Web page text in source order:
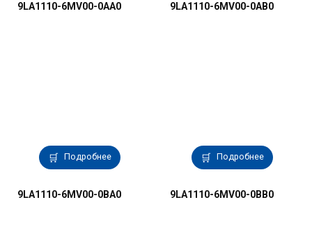
9LA1110-6MV00-0AA0 9LA1110-6MV00-0AB0
Подробнее
9LA1110-6MV00-0BA0
Подробнее
9LA1110-6MV00-0BB0